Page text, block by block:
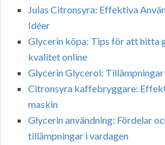
Julas Citronsyra: Effektiva
Idéer
Glycerin köpa: Tips för att hitta
kvalitet online
Glycerin Glycerol:
Citronsyra kaffebryggare:
maskin
Glycerin användning: Fördelar
tillämpningar i vardagen